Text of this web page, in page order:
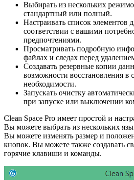
Выбирать из нескольких
стандартный или полный.
Настраивать список элементов
соответствии с вашими
предпочтениями.
Просматривать подробную
файлах и следах перед
Создавать резервные копии
возможности восстановления в
необходимости.
Запускать очистку
при запуске или выключении
Clean Space Pro имеет простой и
Вы можете выбрать из нескольких
Вы можете изменять размер и
кнопок. Вы можете также создавать
горячие клавиши и команды.